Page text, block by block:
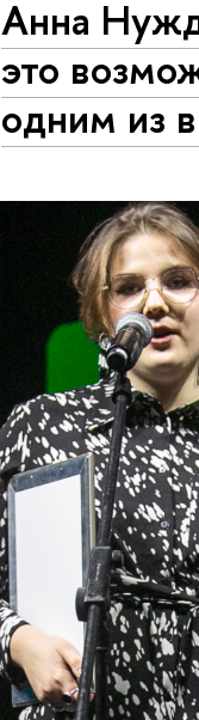
Анна
это
одним из